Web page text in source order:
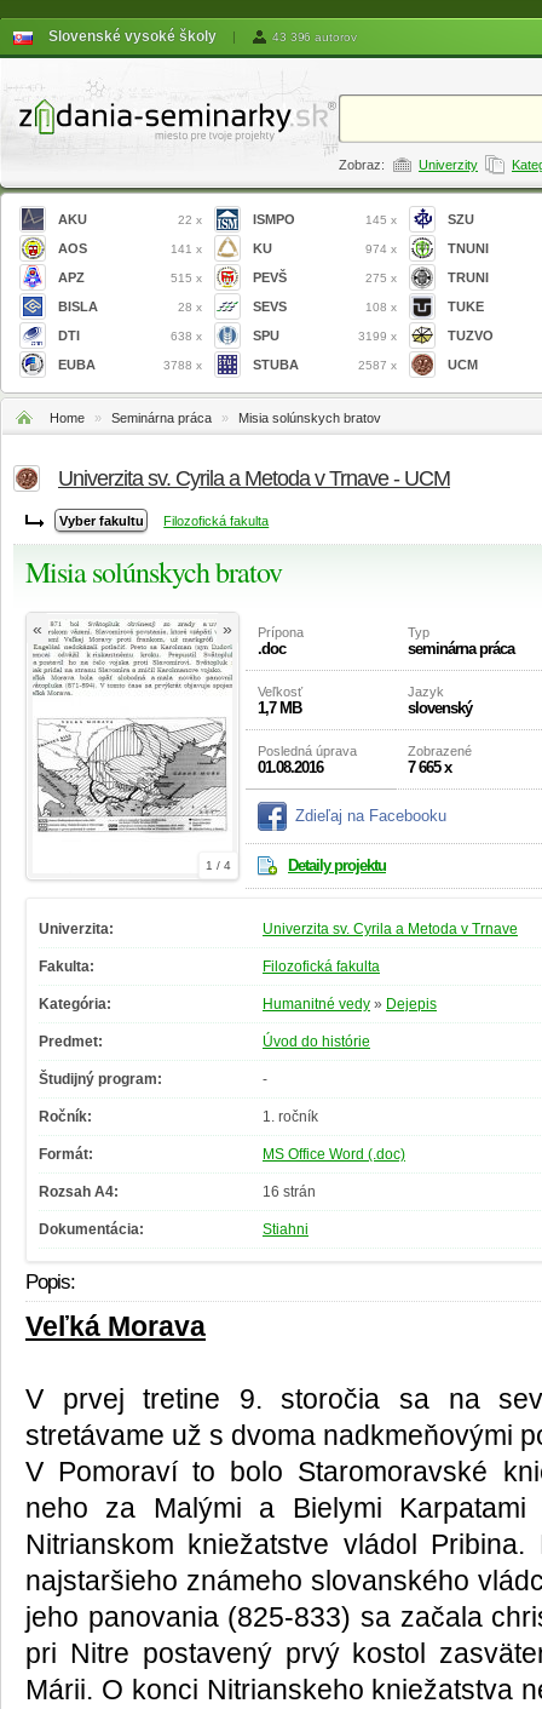
Slovenské vysoké školy | 43 396 autorov
Zobraz: Univerzity
AKU 22 x
AOS 141 x
APZ 515 x
BISLA 28 x
DTI 638 x
EUBA 3788 x
ISMPO 145 x
KU 974 x
PEVŠ 275 x
SEVS 108 x
SPU 3199 x
STUBA 2587 x
SZU
TNUNI
TRUNI
TUKE
TUZVO
UCM
Home » Seminárna práca » Misia solúnskych bratov
Univerzita sv. Cyrila a Metoda v Trnave - UCM
Filozofická fakulta
Misia solúnskych bratov
1 / 4
« » Prípona
.doc
Typ
seminárna práca
Veľkosť
1,7 MB
Jazyk
slovenský
Posledná úprava
01.08.2016
Zobrazené
7 665 x
Zdieľaj na Facebooku
Detaily projektu
Univerzita: Univerzita sv. Cyrila a Metoda v Trnave
Fakulta: Filozofická fakulta
Kategória: Humanitné vedy » Dejepis
Predmet: Úvod do histórie
Študijný program: -
Ročník: 1. ročník
Formát: MS Office Word (.doc)
Rozsah A4: 16 strán
Dokumentácia: Stiahni
Popis:
Veľká Morava
V prvej tretine 9. storočia sa na
stretávame už s dvoma nadkmeňovými
V Pomoraví to bolo Staromoravské
neho za Malými a Bielymi Karpatami
Nitrianskom kniežatstve vládol
najstaršieho známeho slovanského
jeho panovania (825-833) sa začala
pri Nitre postavený prvý kostol
Márii. O konci Nitrianskeho kniežatstva